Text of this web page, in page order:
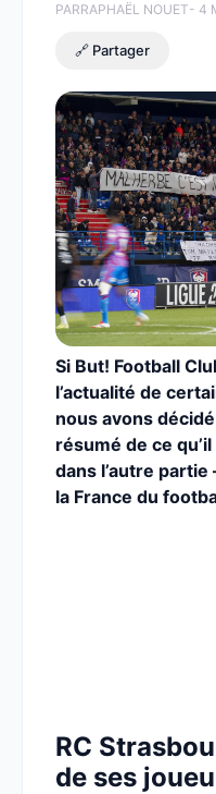
PARRAPHAËL NOUET- 4
🔗 Partager
Si But! Football
l’actualité de
nous avons
résumé de ce
dans l’autre partie
la France du
RC
de ses